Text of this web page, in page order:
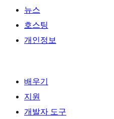
뉴스
호스팅
개인정보
배우기
지원
개발자 도구